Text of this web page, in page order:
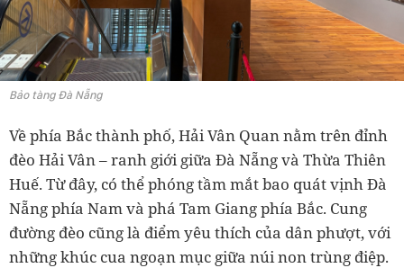
Bảo tàng Đà Nẵng
Về phía Bắc thành phố, Hải Vân Quan nằm trên đỉnh
đèo Hải Vân – ranh giới giữa Đà Nẵng và Thừa Thiên
Huế. Từ đây, có thể phóng tầm mắt bao quát vịnh Đà
Nẵng phía Nam và phá Tam Giang phía Bắc. Cung
đường đèo cũng là điểm yêu thích của dân phượt, với
những khúc cua ngoạn mục giữa núi non trùng điệp.